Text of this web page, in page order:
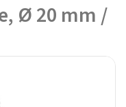
Ø 20 mm /